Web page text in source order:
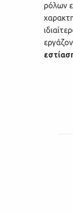
ρόλων